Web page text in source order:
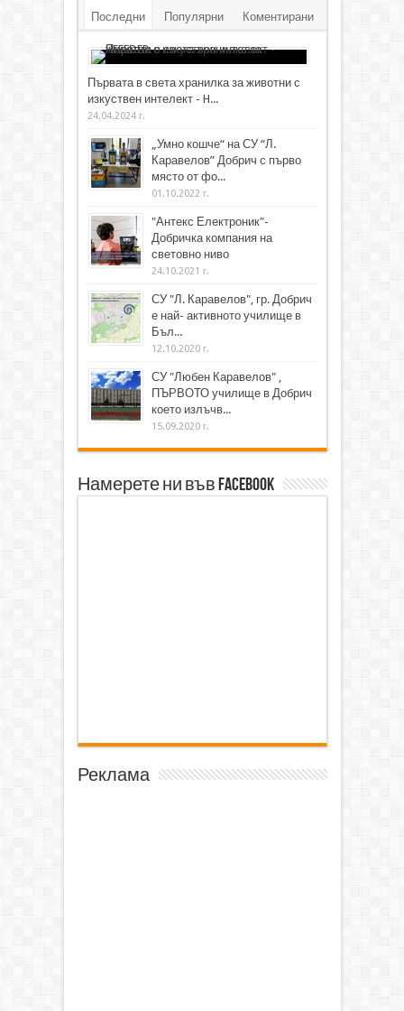
Последни Популярни Коментирани
Първата в света хранилка за животни с
изкуствен интелект - H...
24.04.2024 г.
„Умно кошче“ на СУ “Л.
Каравелов” Добрич с първо
място от фо...
01.10.2022 г.
"Антекс Електроник"-
Добричка компания на
световно ниво
24.10.2021 г.
СУ "Л. Каравелов", гр. Добрич
е най- активното училище в
Бъл...
12.10.2020 г.
СУ "Любен Каравелов" ,
ПЪРВОТО училище в Добрич
което излъчв...
15.09.2020 г.
Намерете ни във Facebook
Реклама